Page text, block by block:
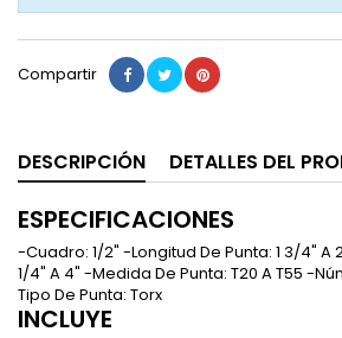
Compartir
DESCRIPCIÓN DETALLES DEL
ESPECIFICACIONES
-Cuadro: 1/2" -Longitud De Punta: 1 3/4" A
1/4" A 4" -Medida De Punta: T20 A T55 -
Tipo De Punta: Torx
INCLUYE